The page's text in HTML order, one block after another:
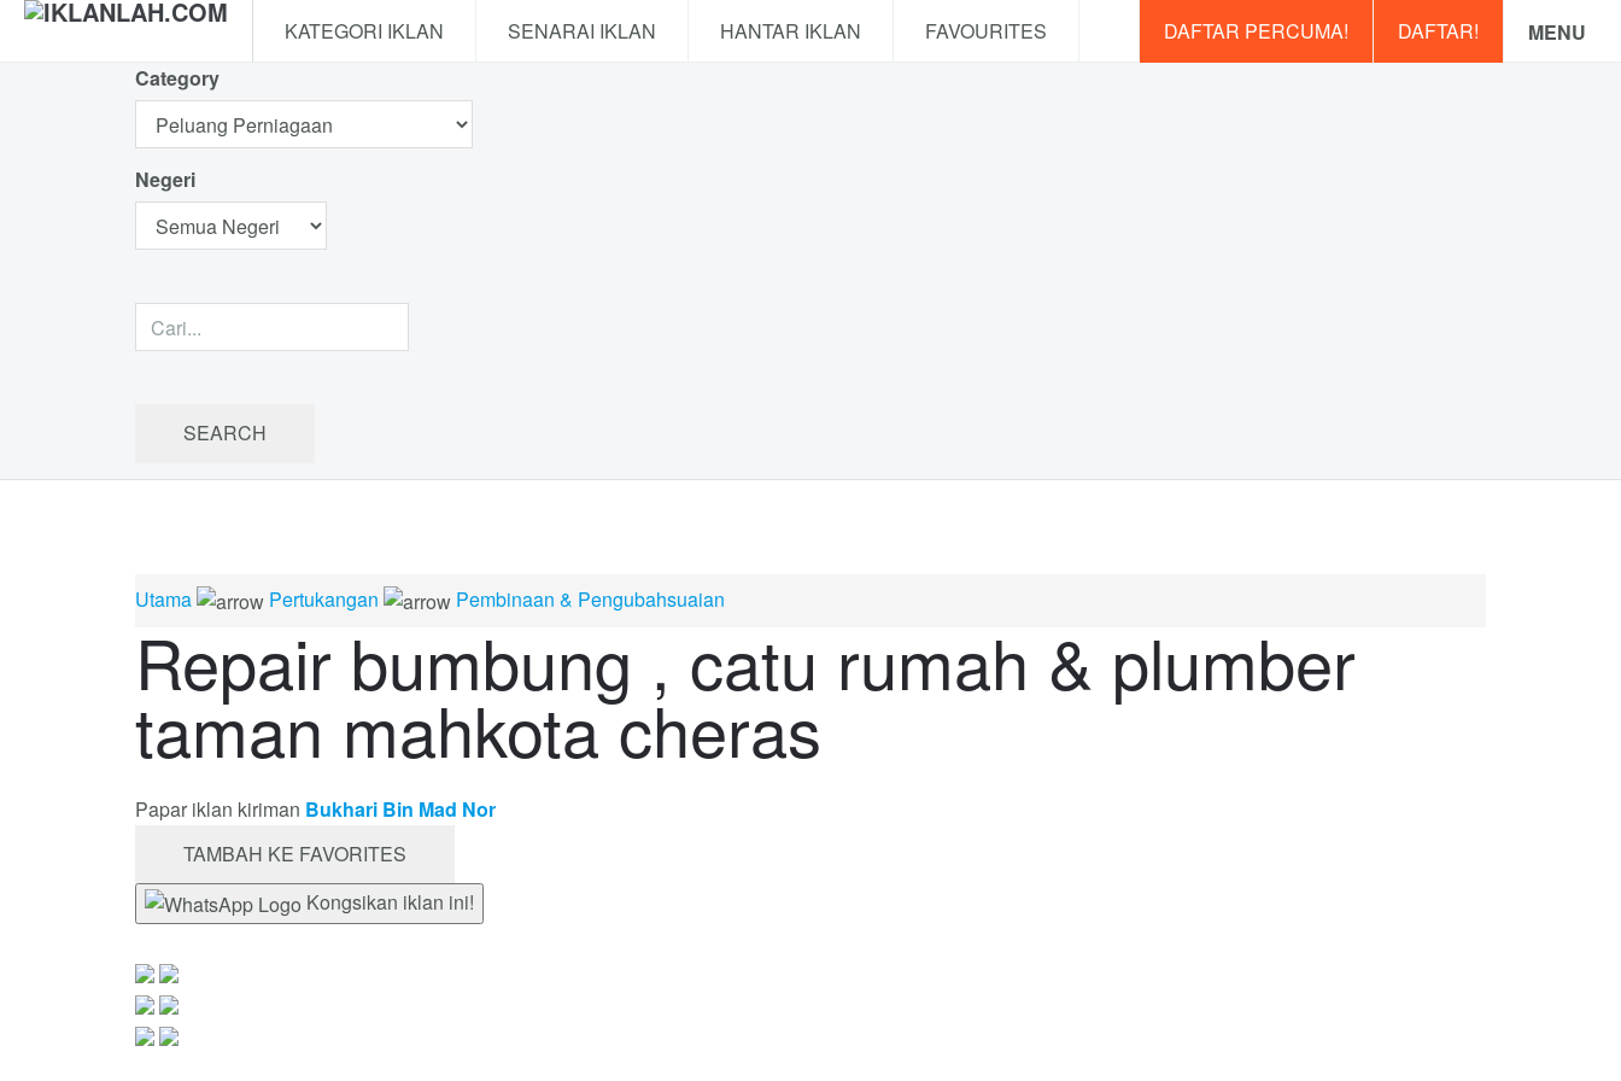
KATEGORI IKLAN SENARAI IKLAN HANTAR IKLAN FAVOURITES MENU
DAFTAR!
DAFTAR PERCUMA!
Category
Negeri
Utama Pertukangan Pembinaan & Pengubahsuaian
Repair bumbung , catu rumah & plumber
taman mahkota cheras
Papar iklan kiriman Bukhari Bin Mad Nor
TAMBAH KE FAVORITES
Kongsikan iklan ini!